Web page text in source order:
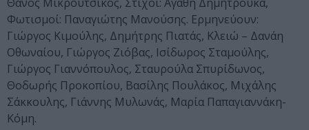
Φωτισμοί: Παναγιώτης Μανούσης. Ερμηνεύουν:
Γιώργος Κιμούλης, Δημήτρης Πιατάς, Κλειώ – Δανάη
Οθωναίου, Γιώργος Ζιόβας, Ισίδωρος Σταμούλης,
Γιώργος Γιαννόπουλος, Σταυρούλα Σπυρίδωνος,
Θοδωρής Προκοπίου, Βασίλης Πουλάκος, Μιχάλης
Σάκκουλης, Γιάννης Μυλωνάς, Μαρία Παπαγιαννάκη-
Κόμη.